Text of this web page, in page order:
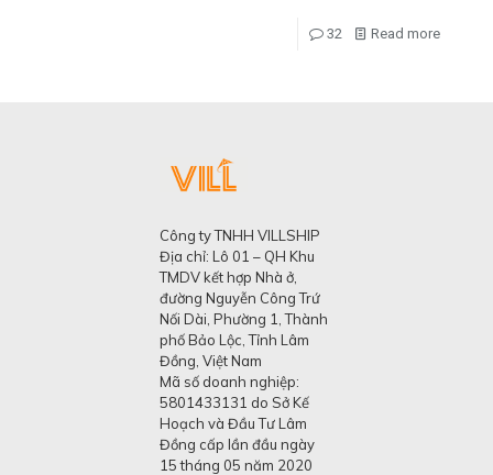
32 Read more
Công ty TNHH VILLSHIP
Địa chỉ: Lô 01 – QH Khu
TMDV kết hợp Nhà ở,
đường Nguyễn Công Trứ
Nối Dài, Phường 1, Thành
phố Bảo Lộc, Tỉnh Lâm
Đồng, Việt Nam
Mã số doanh nghiệp:
5801433131 do Sở Kế
Hoạch và Đầu Tư Lâm
Đồng cấp lần đầu ngày
15 tháng 05 năm 2020